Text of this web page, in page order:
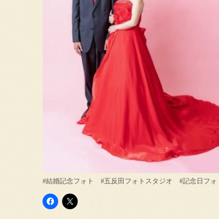
#結婚記念フォト #五反田フォトスタジオ #記念日フォ